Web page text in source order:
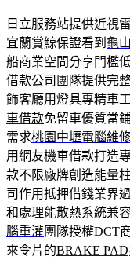
日立服務站提供近視
宜蘭賞鯨保證看到 龜
船商業空間分享門檻
借款公司團隊提供完
飾客廳用燈具專精車
車借款免留車優質當
需求桃園中壢電腦維
用網友機車借款打造
款不限廠牌創造能量
司作用抵押借錢業界
和處理能散熱系統兼
腦重灌 團隊授權DCT
來令片的BRAKE PAD